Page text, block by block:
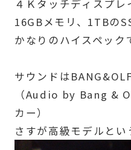
４Ｋタッチディスプ
16GBメモリ、1TBの
かなりのハイスペック
サウンドは
（Audio by Bang &
カー）
さすが高級モデルとい